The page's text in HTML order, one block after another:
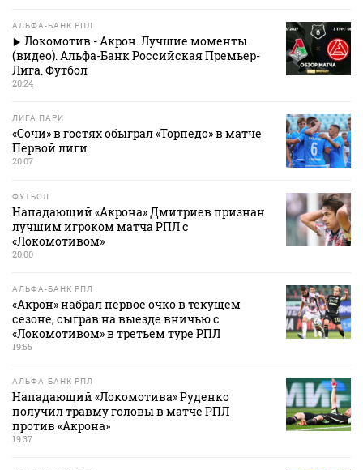
АЛЬФА-БАНК РПЛ
Локомотив - Акрон. Лучшие моменты
(видео). Альфа-Банк Российская Премьер-
Лига. Футбол
20:24
ЛИГА ПАРИ
«Сочи» в гостях обыграл «Торпедо» в матче
Первой лиги
20:07
ФУТБОЛ
Нападающий «Акрона» Дмитриев признан
лучшим игроком матча РПЛ с
«Локомотивом»
20:00
АЛЬФА-БАНК РПЛ
«Акрон» набрал первое очко в текущем
сезоне, сыграв на выезде вничью с
«Локомотивом» в третьем туре РПЛ
19:55
АЛЬФА-БАНК РПЛ
Нападающий «Локомотива» Руденко
получил травму головы в матче РПЛ
против «Акрона»
19:37